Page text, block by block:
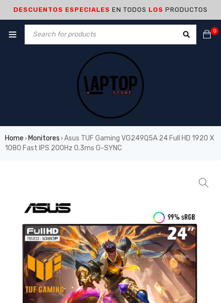
DESCUENTOS ESPECIALES EN TODOS LOS PRODUCTOS
0
Home › Monitores › Asus TUF Gaming VG249Q5A 24 Full HD 1920 X
1080 Fast IPS 200Hz 0.3ms G-SYNC